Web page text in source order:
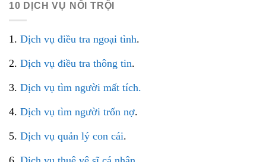
10 DỊCH VỤ NỔI TRỘI
1. Dịch vụ điều tra ngoại tình.
2. Dịch vụ điều tra thông tin.
3. Dịch vụ tìm người mất tích.
4. Dịch vụ tìm người trốn nợ.
5. Dịch vụ quản lý con cái.